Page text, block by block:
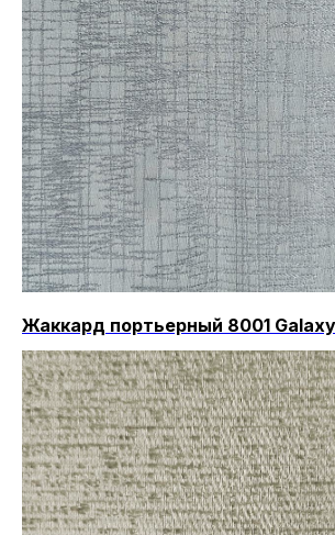
Жаккард портьерный 8001 Galaxy